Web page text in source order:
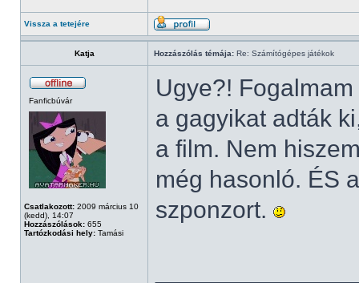
Vissza a tetejére
Katja Hozzászólás témája: Re: Számítógépes játékok
Fanficbúvár
Csatlakozott: 2009 március 10
(kedd), 14:07
Hozzászólások: 655
Tartózkodási hely: Tamási
Ugye?!
a gagyikat adták
a film. Nem
még hasonló. ÉS
szponzort.